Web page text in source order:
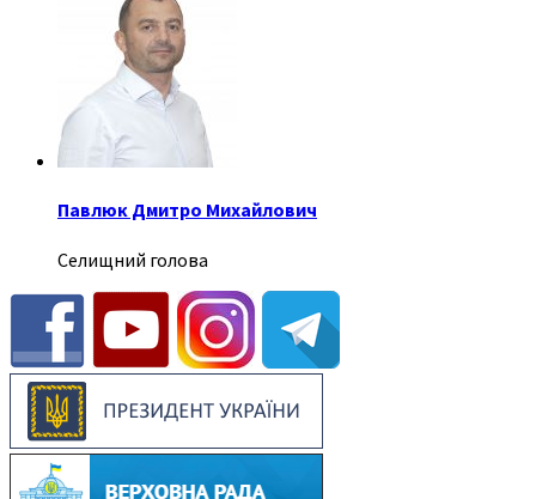
Павлюк Дмитро Михайлович
Селищний голова